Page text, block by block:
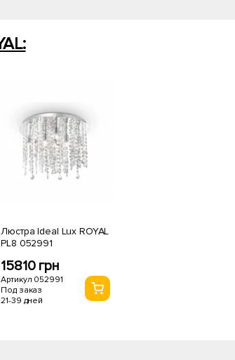
Люстра Ideal Lux ROYAL
PL8 052991
15810 грн
Артикул 052991
Под заказ
21-39 дней